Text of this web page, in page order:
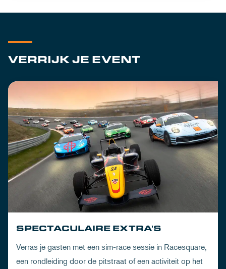
VERRIJK JE EVENT
SPECTACULAIRE EXTRA'S
Verras je gasten met een sim-race sessie in Racesquare,
een rondleiding door de pitstraat of een activiteit op het